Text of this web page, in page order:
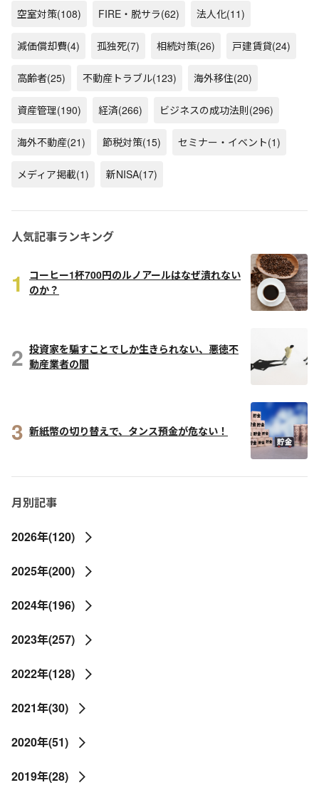
空室対策(108) FIRE・脱サラ(62) 法人化(11)
減価償却費(4) 孤独死(7) 相続対策(26) 戸建賃貸(24)
高齢者(25) 不動産トラブル(123) 海外移住(20)
資産管理(190) 経済(266) ビジネスの成功法則(296)
海外不動産(21) 節税対策(15) セミナー・イベント(1)
メディア掲載(1) 新NISA(17)
人気記事ランキング
1
コーヒー1杯700円のルノアールはなぜ潰れない
のか？
2 投資家を騙すことでしか生きられない、悪徳不
動産業者の闇
3 新紙幣の切り替えで、タンス預金が危ない！
月別記事
2026年(120)
2025年(200)
2024年(196)
2023年(257)
2022年(128)
2021年(30)
2020年(51)
2019年(28)